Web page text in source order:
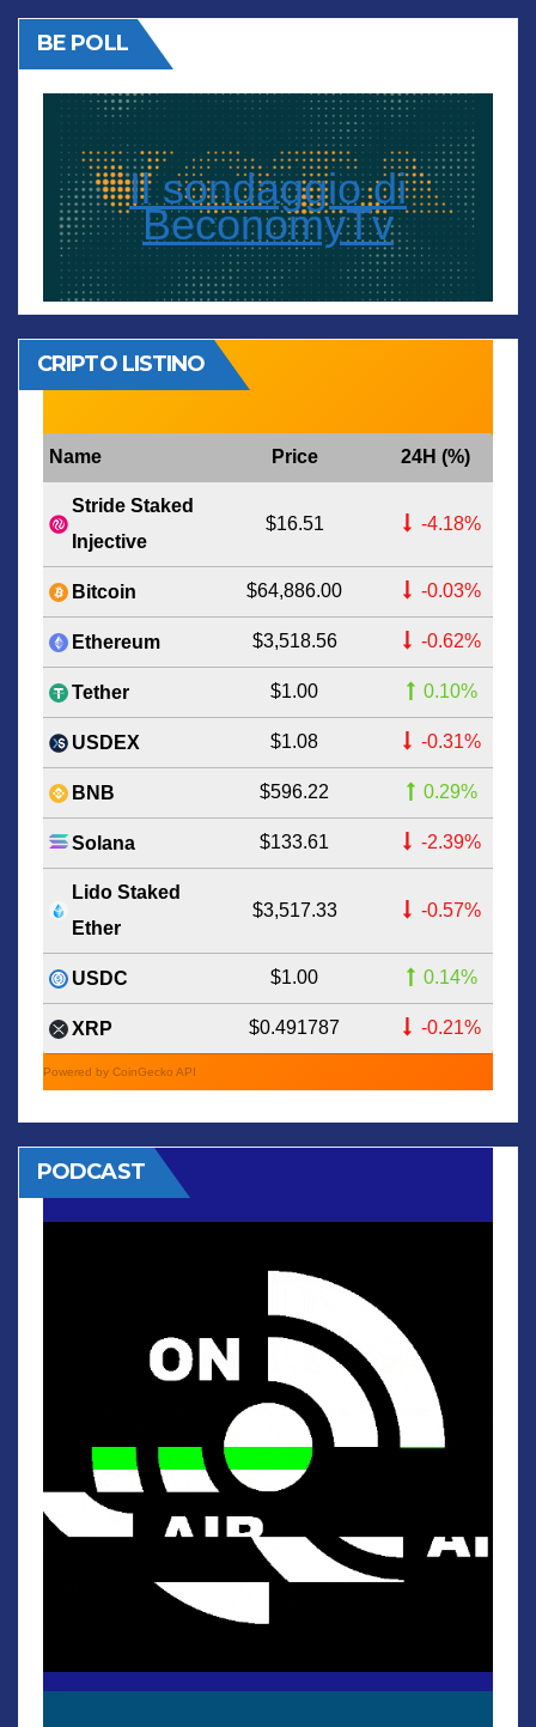
BE POLL
Il sondaggio di
BeconomyTv
CRIPTO LISTINO
Name Price 24H (%)
Stride Staked
Injective
$16.51 -4.18%
Bitcoin $64,886.00 -0.03%
Ethereum $3,518.56 -0.62%
Tether $1.00 0.10%
USDEX $1.08 -0.31%
BNB $596.22 0.29%
Solana $133.61 -2.39%
Lido Staked
Ether
$3,517.33 -0.57%
USDC $1.00 0.14%
XRP $0.491787 -0.21%
Powered by CoinGecko API
PODCAST